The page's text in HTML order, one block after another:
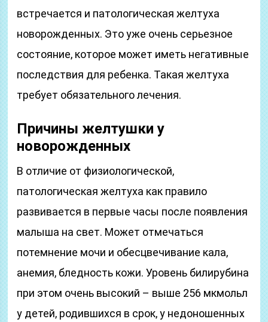
встречается и патологическая желтуха
новорожденных. Это уже очень серьезное
состояние, которое может иметь негативные
последствия для ребенка. Такая желтуха
требует обязательного лечения.
Причины желтушки у
новорожденных
В отличие от физиологической,
патологическая желтуха как правило
развивается в первые часы после появления
малыша на свет. Может отмечаться
потемнение мочи и обесцвечивание кала,
анемия, бледность кожи. Уровень билирубина
при этом очень высокий – выше 256 мкмольл
у детей, родившихся в срок, у недоношенных